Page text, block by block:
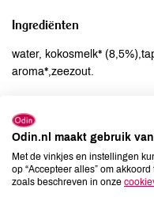
Ingrediënten
water, kokosmelk*
aroma*,zeezout.
Allergenen
Aardnoten
Ei
Gluten
Odin.nl maakt gebruik
Met de vinkjes en instellingen
op “Accepteer alles” om
zoals beschreven in onze